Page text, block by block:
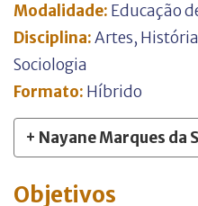
Modalidade: Educação
Disciplina:Artes, História
Sociologia
Formato: Híbrido
+ Nayane Marques da
Objetivos